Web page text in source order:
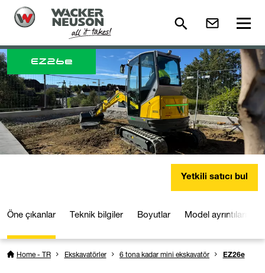
EZ26e
Yetkili satıcı bul
Öne çıkanlar Teknik bilgiler Boyutlar Model ayrıntıları
Home - TR Ekskavatörler 6 tona kadar mini ekskavatör EZ26e